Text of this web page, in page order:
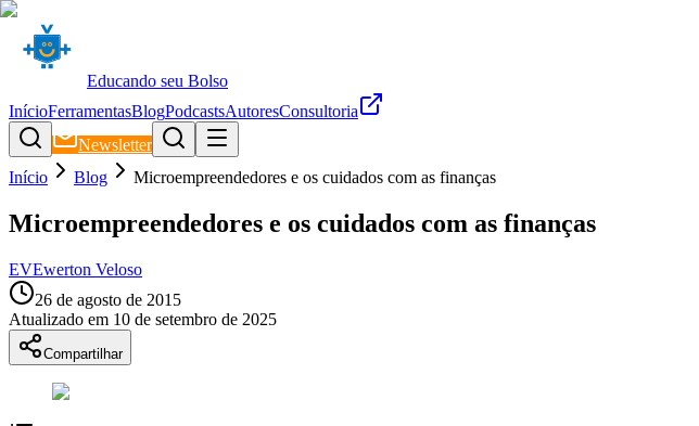
Educando seu Bolso
InícioFerramentasBlogPodcastsAutoresConsultoria
Newsletter
Início
Blog Microempreendedores e os cuidados com as finanças
Microempreendedores e os cuidados com as finanças
EVEwerton Veloso
26 de agosto de 2015
Atualizado em 10 de setembro de 2025
Compartilhar